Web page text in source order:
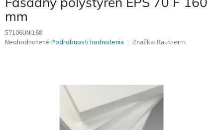
mm
57106UNI168
Priemerné
Neohodnotené Podrobnosti hodnotenia Značka: Bautherm